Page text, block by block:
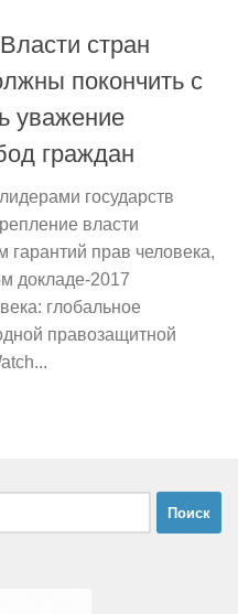
стран
покончить с
уважение
граждан
государств
власти
прав человека,
докладе-2017
глобальное
правозащитной